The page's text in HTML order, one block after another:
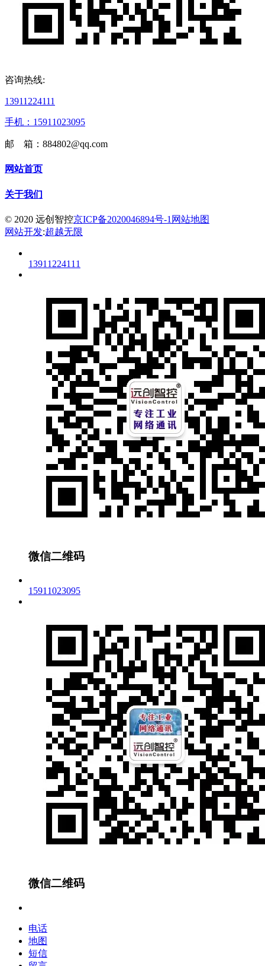
咨询热线:
13911224111
手机：15911023095
邮 箱：884802@qq.com
网站首页
关于我们
© 2020 远创智控京ICP备2020046894号-1 网站地图
网站开发:超越无限
13911224111
微信二维码
15911023095
微信二维码
电话
地图
短信